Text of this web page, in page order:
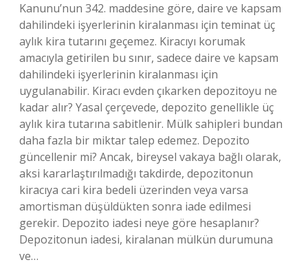
Kanunu’nun 342. maddesine göre, daire ve kapsam
dahilindeki işyerlerinin kiralanması için teminat üç
aylık kira tutarını geçemez. Kiracıyı korumak
amacıyla getirilen bu sınır, sadece daire ve kapsam
dahilindeki işyerlerinin kiralanması için
uygulanabilir. Kiracı evden çıkarken depozitoyu ne
kadar alır? Yasal çerçevede, depozito genellikle üç
aylık kira tutarına sabitlenir. Mülk sahipleri bundan
daha fazla bir miktar talep edemez. Depozito
güncellenir mi? Ancak, bireysel vakaya bağlı olarak,
aksi kararlaştırılmadığı takdirde, depozitonun
kiracıya cari kira bedeli üzerinden veya varsa
amortisman düşüldükten sonra iade edilmesi
gerekir. Depozito iadesi neye göre hesaplanır?
Depozitonun iadesi, kiralanan mülkün durumuna
ve…